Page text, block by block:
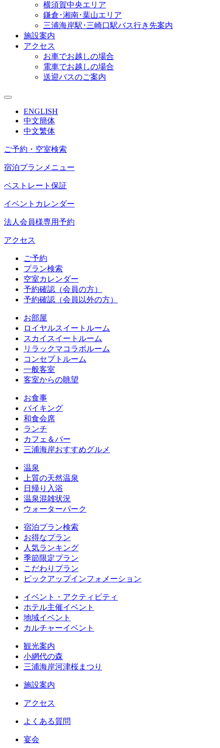
横須賀中央エリア
鎌倉･湘南･葉山エリア
三浦海岸駅･三崎口駅バス行き先案内
施設案内
アクセス
お車でお越しの場合
電車でお越しの場合
送迎バスのご案内
ENGLISH
中文簡体
中文繁体
ご予約・空室検索
宿泊プランメニュー
ベストレート保証
イベントカレンダー
法人会員様専用予約
アクセス
ご予約
プラン検索
空室カレンダー
予約確認（会員の方）
予約確認（会員以外の方）
お部屋
ロイヤルスイートルーム
スカイスイートルーム
リラックマコラボルーム
コンセプトルーム
一般客室
客室からの眺望
お食事
バイキング
和食会席
ランチ
カフェ＆バー
三浦海岸おすすめグルメ
温泉
上質の天然温泉
日帰り入浴
温泉混雑状況
ウォーターパーク
宿泊プラン検索
お得なプラン
人気ランキング
季節限定プラン
こだわりプラン
ピックアップインフォメーション
イベント・アクティビティ
ホテル主催イベント
地域イベント
カルチャーイベント
観光案内
小網代の森
三浦海岸河津桜まつり
施設案内
アクセス
よくある質問
宴会